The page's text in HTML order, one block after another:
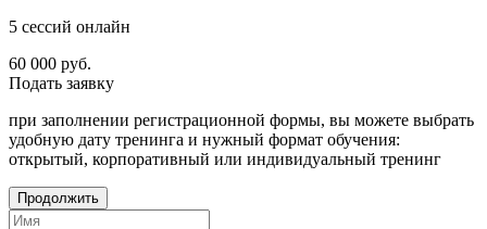
5 сессий онлайн
60 000 руб.
Подать заявку
при заполнении регистрационной формы, вы можете выбрать
удобную дату тренинга и нужный формат обучения:
открытый, корпоративный или индивидуальный тренинг
Продолжить